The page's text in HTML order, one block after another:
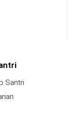
Santri